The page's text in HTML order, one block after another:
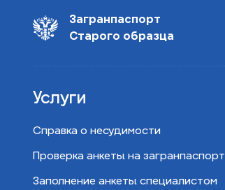
Загранпаспорт
Старого образца
Услуги
Справка о несудимости
Проверка анкеты на загранпаспорт
Заполнение анкеты специалистом